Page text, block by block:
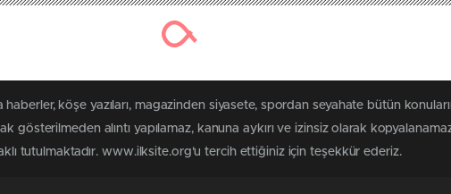
haberler, köşe yazıları, magazinden siyasete, spordan seyahate bütün
alıntı yapılamaz, kanuna aykırı ve izinsiz olarak
tutulmaktadır. www.ilksite.org'u tercih ettiğiniz için teşekkür ederiz.